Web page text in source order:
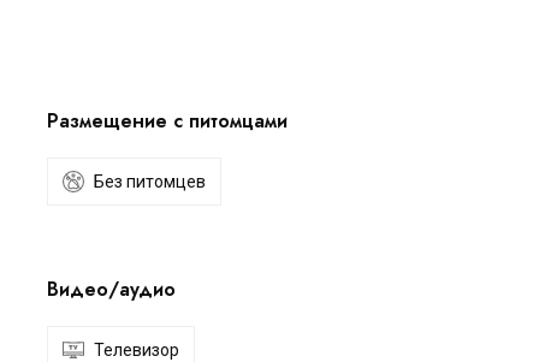
Размещение с питомцами
Без питомцев
Видео/аудио
Телевизор